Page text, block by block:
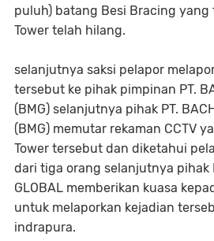
puluh) batang Besi Bracing yang
Tower telah hilang.
selanjutnya saksi pelapor
tersebut ke pihak pimpinan PT.
(BMG) selanjutnya pihak PT.
(BMG) memutar rekaman CCTV
Tower tersebut dan diketahui
dari tiga orang selanjutnya pihak
GLOBAL memberikan kuasa
untuk melaporkan kejadian
indrapura.